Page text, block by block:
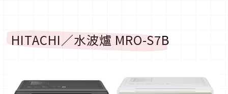
HITACHI／水波爐 MRO-S7B